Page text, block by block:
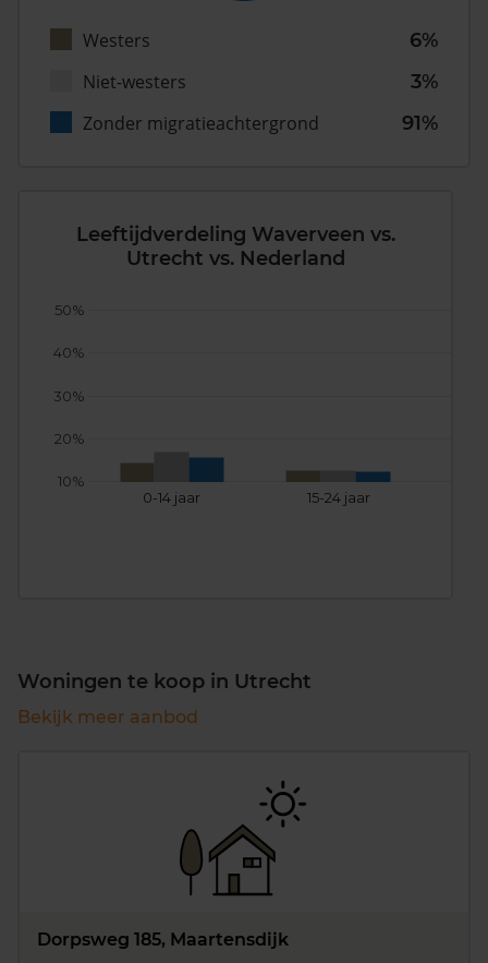
Westers
6%
Niet-westers
3%
Zonder migratieachtergrond
91%
Leeftijdverdeling Waverveen vs.
Utrecht vs. Nederland
0-14 jaar 15-24 jaar
10%
20%
30%
40%
50%
Woningen te koop in Utrecht
Bekijk meer aanbod
Dorpsweg 185, Maartensdijk